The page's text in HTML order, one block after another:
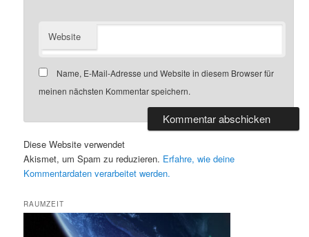
Website
Name, E-Mail-Adresse und Website in diesem Browser für
meinen nächsten Kommentar speichern.
Diese Website verwendet
Akismet, um Spam zu reduzieren. Erfahre, wie deine
Kommentardaten verarbeitet werden.
RAUMZEIT